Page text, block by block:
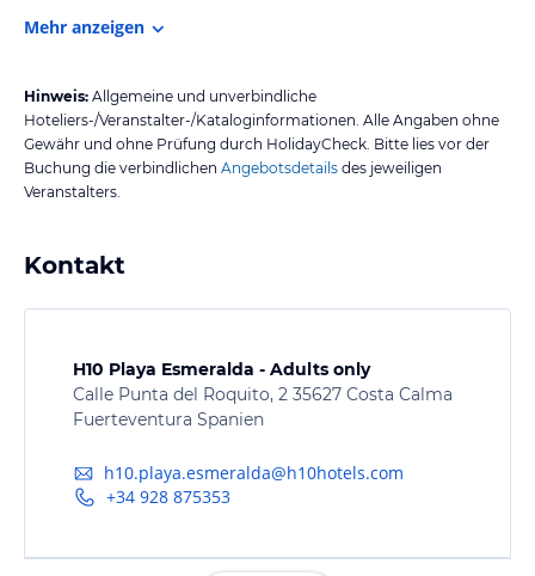
Mehr anzeigen
Hinweis: Allgemeine und unverbindliche
Hoteliers-/Veranstalter-/Kataloginformationen. Alle Angaben ohne
Gewähr und ohne Prüfung durch HolidayCheck. Bitte lies vor der
Buchung die verbindlichen Angebotsdetails des jeweiligen
Veranstalters.
Kontakt
H10 Playa Esmeralda - Adults only
Calle Punta del Roquito, 2 35627 Costa Calma
Fuerteventura Spanien
h10.playa.esmeralda@h10hotels.com
+34 928 875353